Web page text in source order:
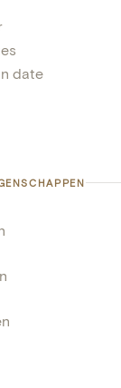
date